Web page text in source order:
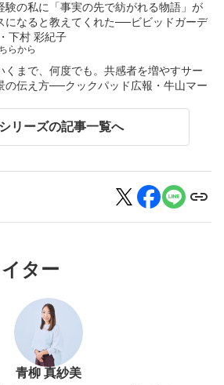
験の私に「事実の先で紡がれる物語」が
になると教えてくれた──ビビッドガーデ
下村 彩紀子
らから
くまで、何度でも。共感者を増やすサー
の伝え方──クックパッド広報・牛山マー
リーズの記事一覧へ
ター
青柳 真紗美